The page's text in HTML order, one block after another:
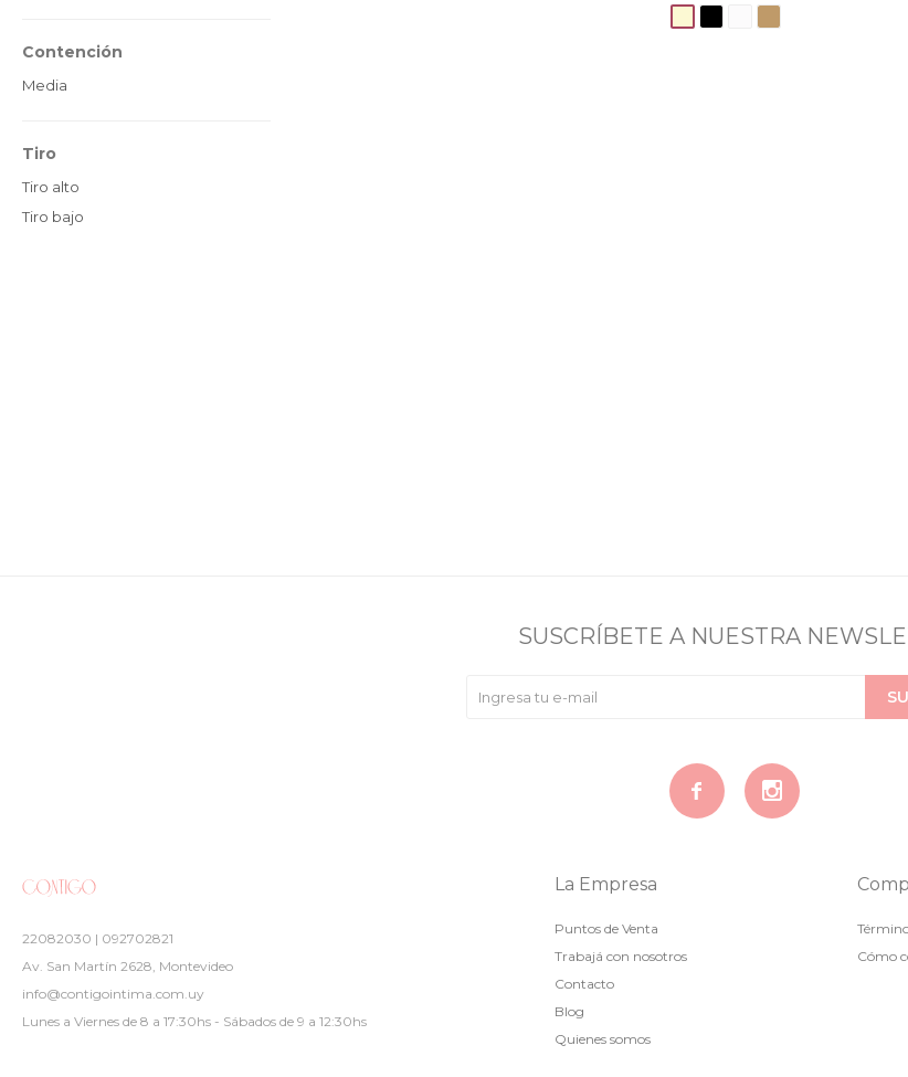
Contención
Media
Tiro
Tiro alto
Tiro bajo
22082030 | 092702821
Av. San Martín 2628, Montevideo
info@contigointima.com.uy
Lunes a Viernes de 8 a 17:30hs - Sábados de 9 a 12:30hs
La Empresa
Puntos de Venta
Trabajá con nosotros
Contacto
Blog
Quienes somos
Cómo
SUSCRÍBETE A NUESTRA
 